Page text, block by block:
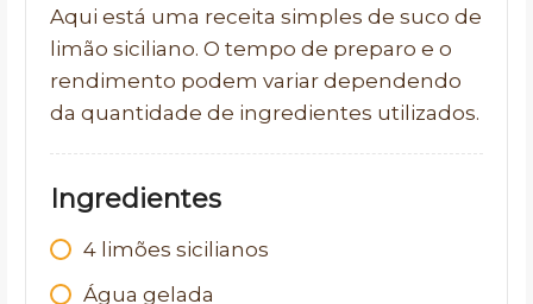
Aqui está uma receita simples de suco de
limão siciliano. O tempo de preparo e o
rendimento podem variar dependendo
da quantidade de ingredientes utilizados.
Ingredientes
4 limões sicilianos
Água gelada